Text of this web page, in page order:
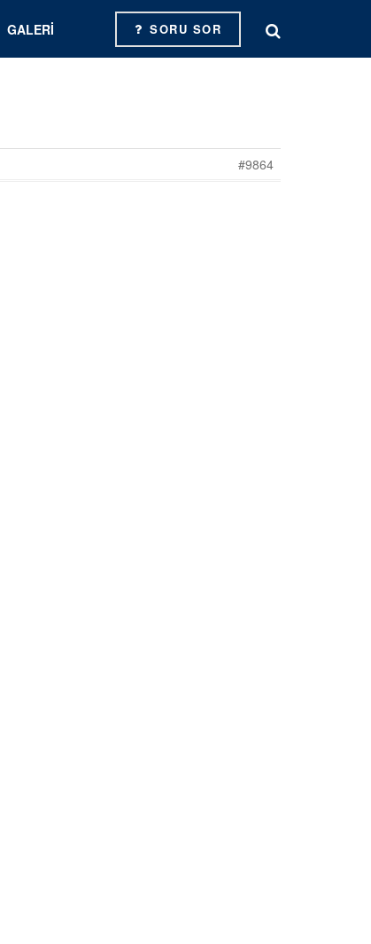
GALERI SORU SOR
#9864